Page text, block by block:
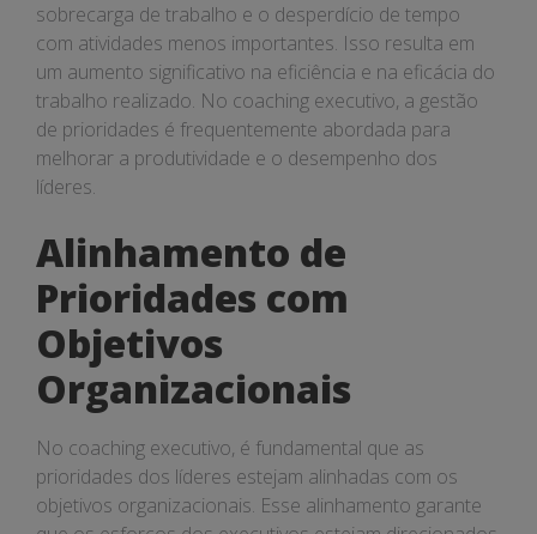
sobrecarga de trabalho e o desperdício de tempo
com atividades menos importantes. Isso resulta em
um aumento significativo na eficiência e na eficácia do
trabalho realizado. No coaching executivo, a gestão
de prioridades é frequentemente abordada para
melhorar a produtividade e o desempenho dos
líderes.
Alinhamento de
Prioridades com
Objetivos
Organizacionais
No coaching executivo, é fundamental que as
prioridades dos líderes estejam alinhadas com os
objetivos organizacionais. Esse alinhamento garante